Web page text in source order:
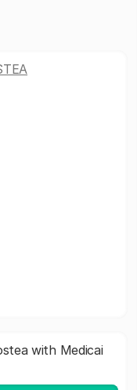
with Medicai